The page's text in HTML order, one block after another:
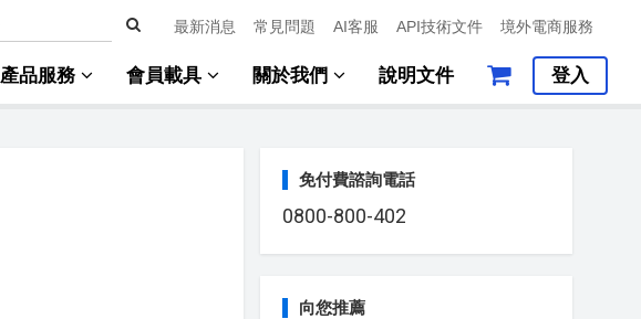
最新消息 常見問題 AI客服 API技術文件 境外電商服務
產品服務 會員載具 關於我們 說明文件 登入
免付費諮詢電話
0800-800-402
向您推薦